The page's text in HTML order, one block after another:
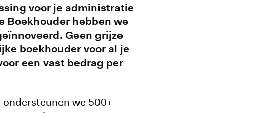
voor je administratie
Boekhouder hebben we
Geen grijze
boekhouder voor al je
een vast bedrag per
we 500+